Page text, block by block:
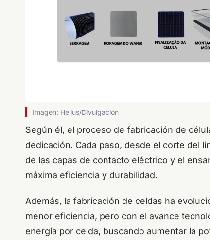
Imagen: Helius/Divulgación
Según él, el proceso de fabricación de
dedicación. Cada paso, desde el corte del
de las capas de contacto eléctrico y el
máxima eficiencia y durabilidad.
Además, la fabricación de celdas ha
menor eficiencia, pero con el avance
energía por celda, buscando aumentar la